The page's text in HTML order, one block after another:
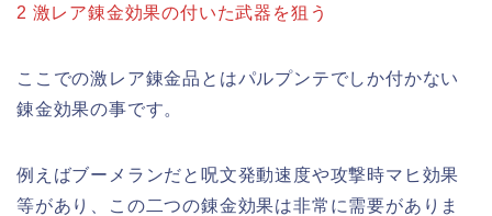
2 激レア錬金効果の付いた武器を狙う
ここでの激レア錬金品とはパルプンテでしか付かない
錬金効果の事です。
例えばブーメランだと呪文発動速度や攻撃時マヒ効果
等があり、この二つの錬金効果は非常に需要がありま